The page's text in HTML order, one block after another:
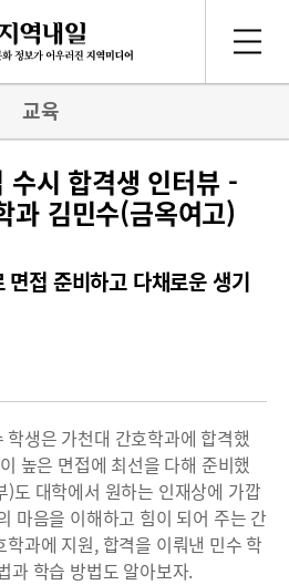
교육
시 합격생 인터뷰 -
과 김민수(금옥여고)
접 준비하고 다채로운 생기
생은 가천대 간호학과에 합격했
높은 면접에 최선을 다해 준비했
)도 대학에서 원하는 인재상에 가깝
마음을 이해하고 힘이 되어 주는 간
과에 지원, 합격을 이뤄낸 민수 학
과 학습 방법도 알아보자.